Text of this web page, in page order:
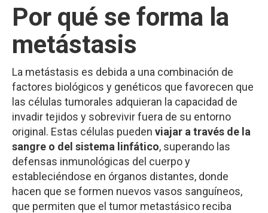
Por qué se forma la
metástasis
La metástasis es debida a una combinación de
factores biológicos y genéticos que favorecen que
las células tumorales adquieran la capacidad de
invadir tejidos y sobrevivir fuera de su entorno
original. Estas células pueden viajar a través de la
sangre o del sistema linfático, superando las
defensas inmunológicas del cuerpo y
estableciéndose en órganos distantes, donde
hacen que se formen nuevos vasos sanguíneos,
que permiten que el tumor metastásico reciba